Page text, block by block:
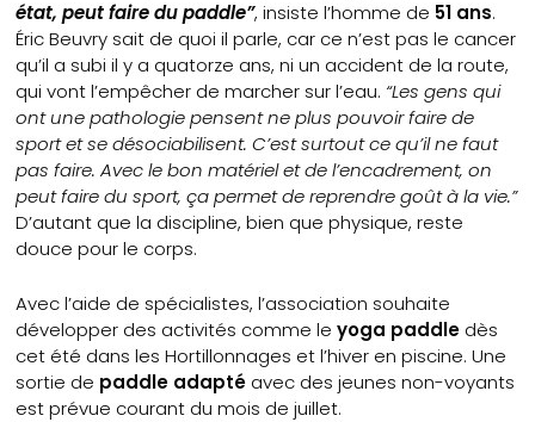
état, peut faire du paddle”, insiste l’homme de 51 ans.
Éric Beuvry sait de quoi il parle, car ce n’est pas le cancer
qu’il a subi il y a quatorze ans, ni un accident de la route,
qui vont l’empêcher de marcher sur l’eau. “Les gens qui
ont une pathologie pensent ne plus pouvoir faire de
sport et se désociabilisent. C’est surtout ce qu’il ne faut
pas faire. Avec le bon matériel et de l’encadrement, on
peut faire du sport, ça permet de reprendre goût à la vie.”
D’autant que la discipline, bien que physique, reste
douce pour le corps.
Avec l’aide de spécialistes, l’association souhaite
développer des activités comme leyoga paddle dès
cet été dans les Hortillonnages et l’hiver en piscine. Une
sortie de paddle adapté avec des jeunes non-voyants
est prévue courant du mois de juillet.